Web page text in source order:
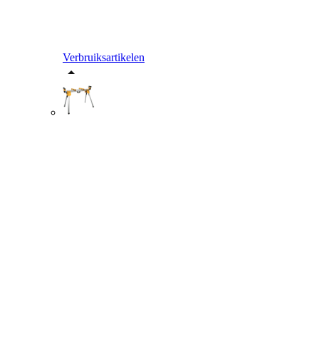
Verbruiksartikelen